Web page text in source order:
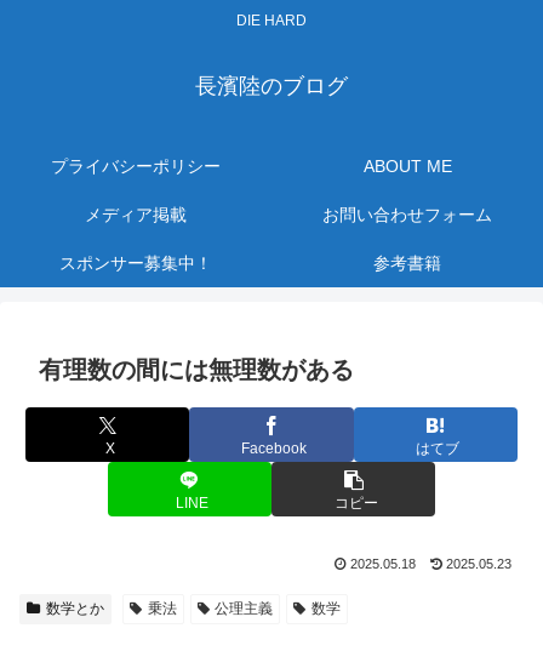
DIE HARD
長濱陸のブログ
プライバシーポリシー ABOUT ME
メディア掲載 お問い合わせフォーム
スポンサー募集中！ 参考書籍
有理数の間には無理数がある
X Facebook はてブ
LINE コピー
2025.05.18 2025.05.23
数学とか 乗法 公理主義 数学